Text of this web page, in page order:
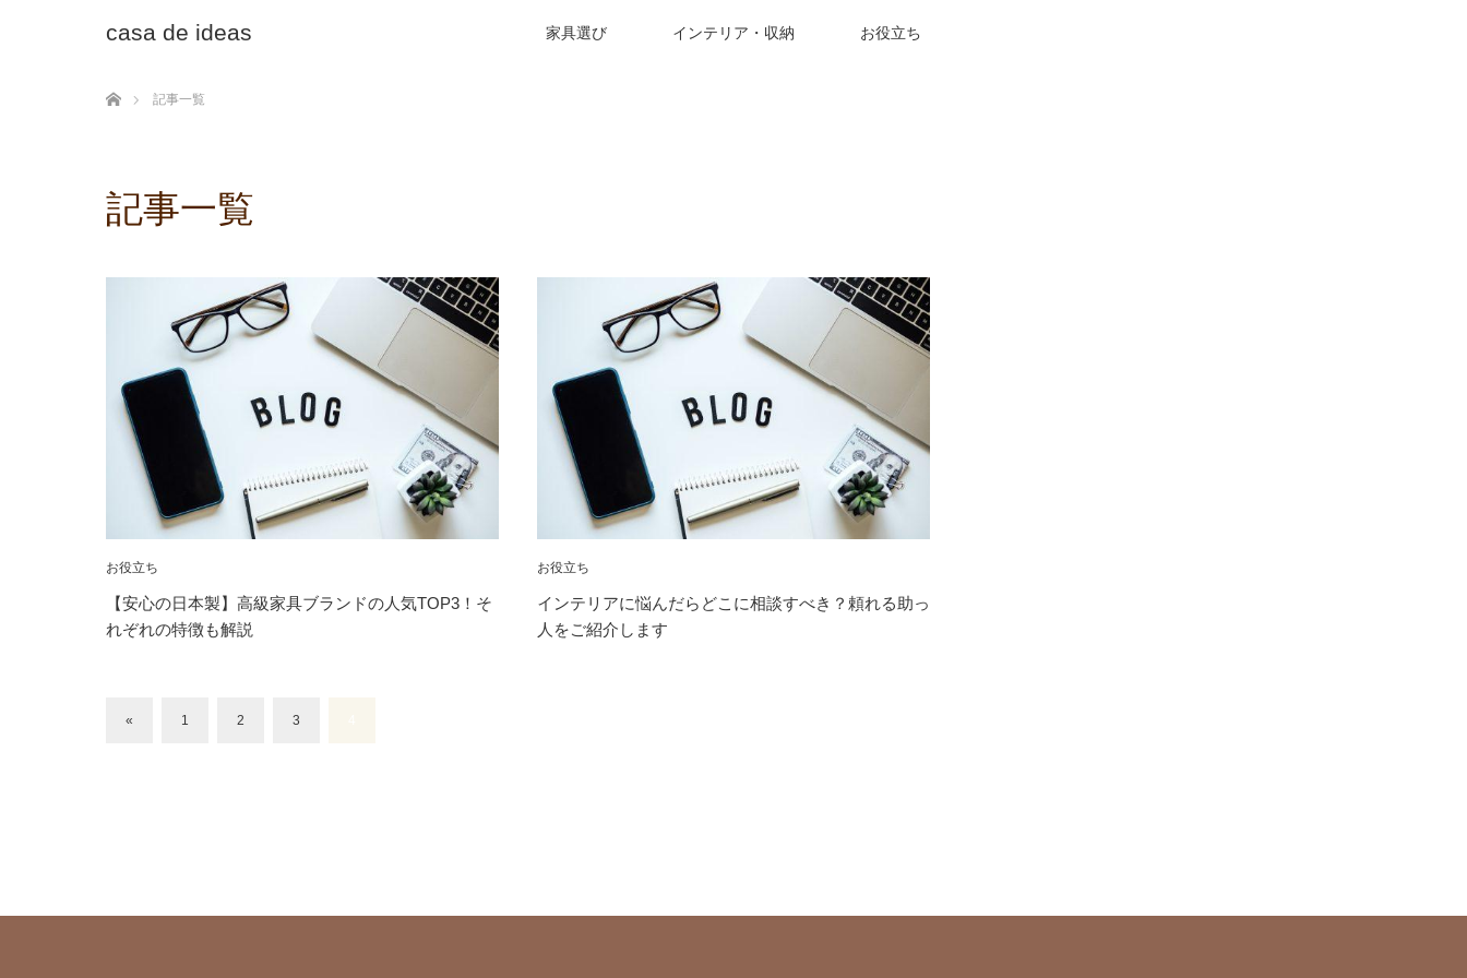
casa de ideas 家具選び インテリア・収納 お役立ち
記事一覧
記事一覧
お役立ち
【安心の日本製】高級家具ブランドの人気TOP3！そ
れぞれの特徴も解説
お役立ち
インテリアに悩んだらどこに相談すべき？頼れる助っ
人をご紹介します
« 1 2 3